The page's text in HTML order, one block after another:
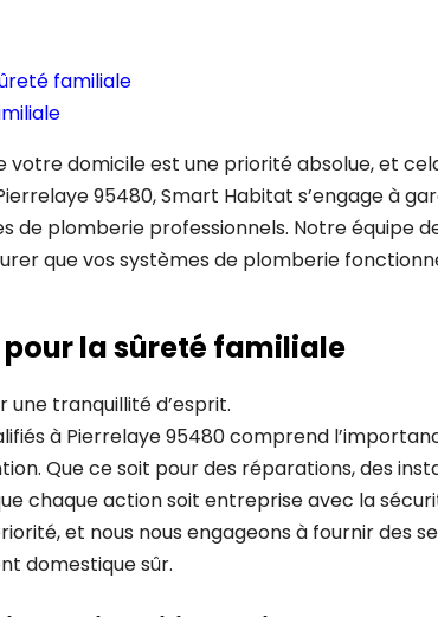
familiale
votre domicile est une priorité absolue, et
95480, Smart Habitat s’engage à
de plomberie professionnels. Notre équipe
que vos systèmes de plomberie
la sûreté familiale
tranquillité d’esprit.
à Pierrelaye 95480 comprend
Que ce soit pour des réparations, des
chaque action soit entreprise avec la
et nous nous engageons à fournir des
domestique sûr.